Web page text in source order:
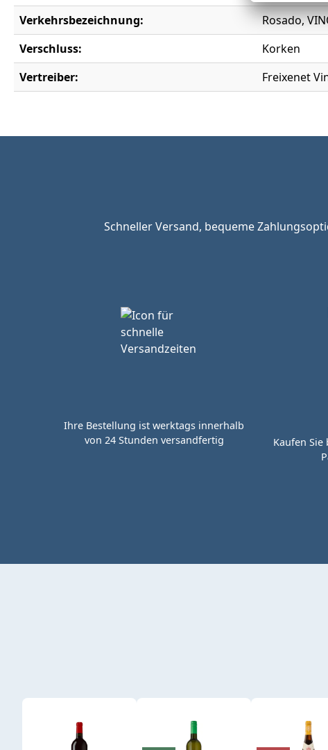
Verkehrsbezeichnung:
Rosado,
Verschluss:
Korken
Vertreiber:
Freixenet
Schneller Versand, bequeme
Ihre Bestellung ist werktags innerhalb
von 24 Stunden versandfertig
Kaufen
Produktgalerie überspringen